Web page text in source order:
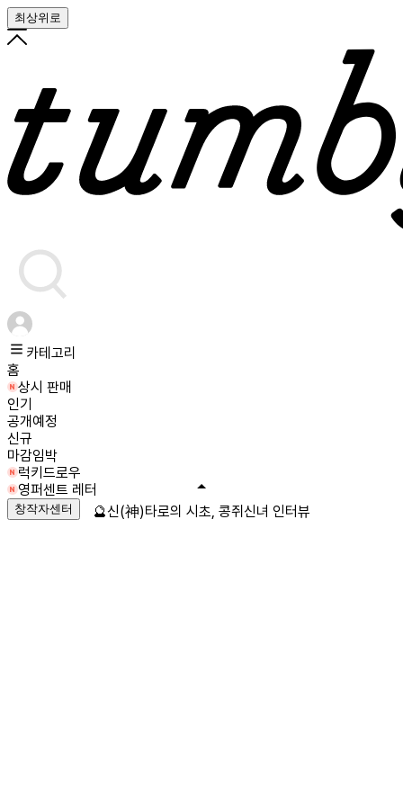
최상위로
카테고리
홈
상시 판매
인기
공개예정
신규
마감임박
럭키드로우
영퍼센트 레터
창작자센터 🔮신(神)타로의 시초, 콩쥐신녀 인터뷰